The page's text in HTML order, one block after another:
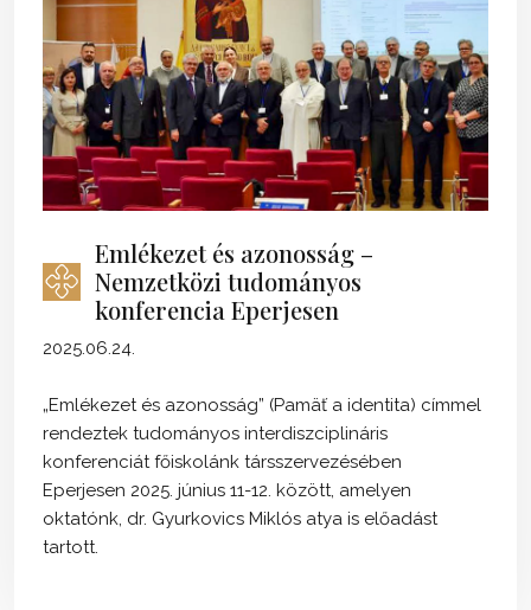
Emlékezet és azonosság –
Nemzetközi tudományos
konferencia Eperjesen
2025.06.24.
„Emlékezet és azonosság” (Pamäť a identita) címmel
rendeztek tudományos interdiszciplináris
konferenciát főiskolánk társszervezésében
Eperjesen 2025. június 11-12. között, amelyen
oktatónk, dr. Gyurkovics Miklós atya is előadást
tartott.